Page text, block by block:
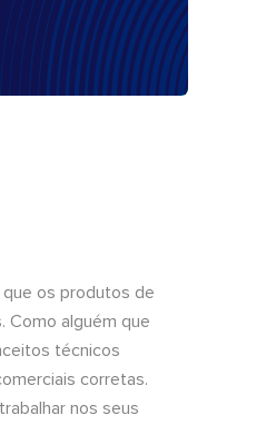
os produtos de
Como alguém que
técnicos
corretas.
nos seus